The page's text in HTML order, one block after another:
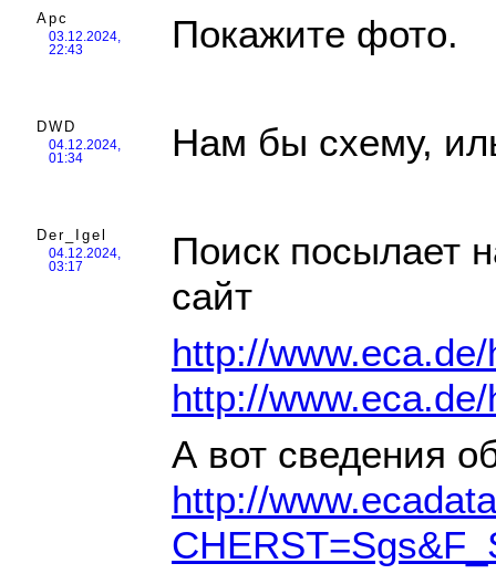
Арс
03.12.2024,
22:43
Покажите фото.
DWD
04.12.2024,
01:34
Нам бы схему,
Der_Igel
04.12.2024,
03:17
Поиск посылает
сайт
http://
http://
А вот сведения
http://